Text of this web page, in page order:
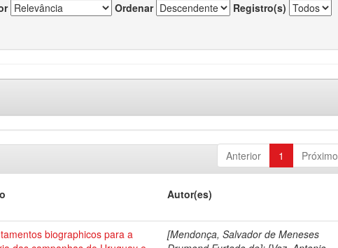
Ordenar Registro(s)
Anterior 1 Próximo
Autor(es)
biographicos para a
[Mendonça, Salvador de Meneses